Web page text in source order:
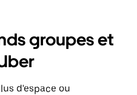
groupes et
d'espace ou